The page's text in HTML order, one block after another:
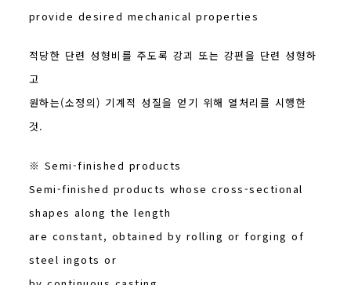
provide desired mechanical properties
적당한 단련 성형비를 주도록 강괴 또는 강편을 단련 성형하
고
원하는(소정의) 기계적 성질을 얻기 위해 열처리를 시행한
것.
※ Semi-finished products
Semi-finished products whose cross-sectional
shapes along the length
are constant, obtained by rolling or forging of
steel ingots or